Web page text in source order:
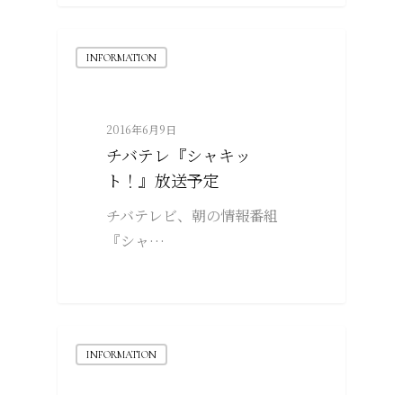
INFORMATION
2016年6月9日
チバテレ『シャキッ
ト！』放送予定
チバテレビ、朝の情報番組
『シャ…
INFORMATION